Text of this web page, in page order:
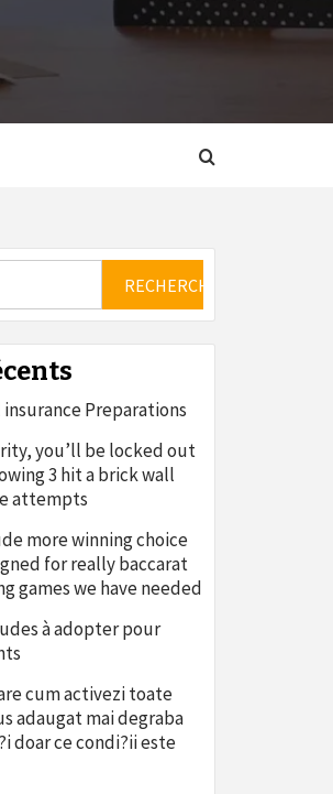
Preparations
you’ll be locked out
3 hit a brick wall
attempts
more winning choice
for really baccarat
games we have needed
à adopter pour
cum activezi toate
adaugat mai degraba
doar ce condi?ii este